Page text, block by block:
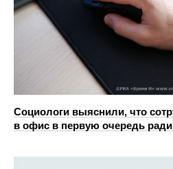
Социологи выяснили, что
в офис в первую очередь